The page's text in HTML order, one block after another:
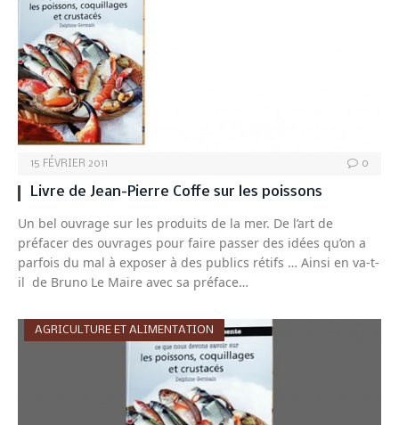
15 FÉVRIER 2011 0
Livre de Jean-Pierre Coffe sur les poissons
Un bel ouvrage sur les produits de la mer. De l’art de
préfacer des ouvrages pour faire passer des idées qu’on a
parfois du mal à exposer à des publics rétifs … Ainsi en va-t-
il de Bruno Le Maire avec sa préface…
AGRICULTURE ET ALIMENTATION